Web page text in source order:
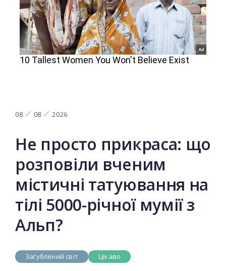
08 08 2026
Не просто прикраса: що
розповіли вченим
містичні татуювання на
тілі 5000-річної мумії з
Альп?
Загублений світ Цікаво